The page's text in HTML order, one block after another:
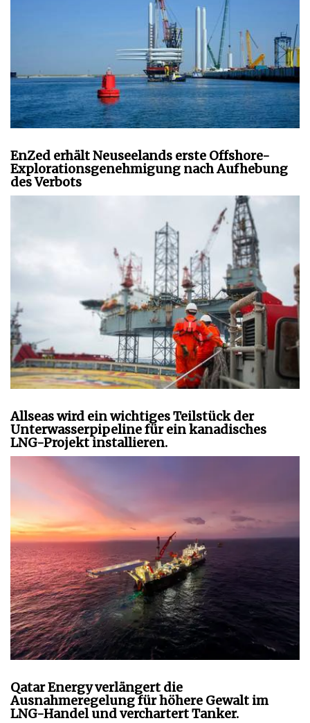
EnZed erhält Neuseelands erste Offshore-
Explorationsgenehmigung nach Aufhebung
des Verbots
Allseas wird ein wichtiges Teilstück der
Unterwasserpipeline für ein kanadisches
LNG-Projekt installieren.
Qatar Energy verlängert die
Ausnahmeregelung für höhere Gewalt im
LNG-Handel und verchartert Tanker.